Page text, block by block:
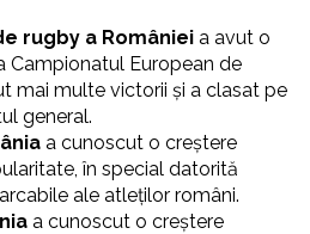
rugby a României a avut o
Campionatul European de
mai multe victorii și a clasat pe
general.
a cunoscut o creștere
în special datorită
ale atleților români.
a cunoscut o creștere